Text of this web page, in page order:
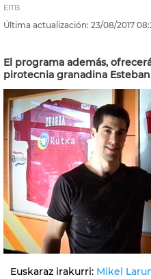
EITB
Última actualización: 23/08/2017
El programa además,
pirotecnia granadina
Euskaraz irakurri: Mikel